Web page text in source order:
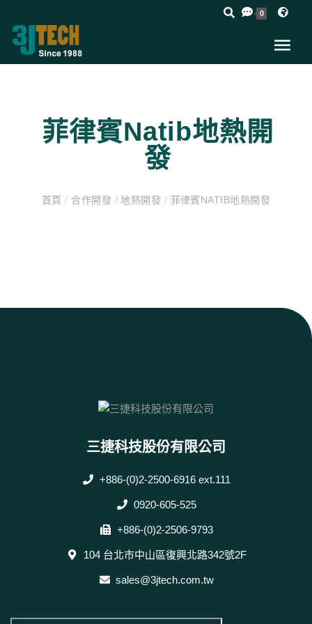
0
菲律賓Natib地熱開
發
首頁/ 合作開發 /地熱開發 / 菲律賓NATIB地熱開發
三捷科技股份有限公司
+886-(0)2-2500-6916 ext.111
0920-605-525
+886-(0)2-2506-9793
104 台北市中山區復興北路342號2F
sales@3jtech.com.tw